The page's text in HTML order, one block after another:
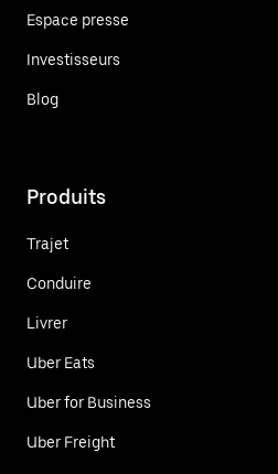
Espace presse
Investisseurs
Blog
Produits
Trajet
Conduire
Livrer
Uber Eats
Uber for Business
Uber Freight